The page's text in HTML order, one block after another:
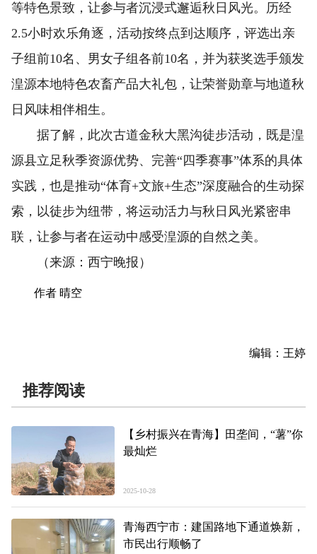
等特色景致，让参与者沉浸式邂逅秋日风光。历经
2.5小时欢乐角逐，活动按终点到达顺序，评选出亲
子组前10名、男女子组各前10名，并为获奖选手颁发
湟源本地特色农畜产品大礼包，让荣誉勋章与地道秋
日风味相伴相生。
据了解，此次古道金秋大黑沟徒步活动，既是湟
源县立足秋季资源优势、完善“四季赛事”体系的具体
实践，也是推动“体育+文旅+生态”深度融合的生动探
索，以徒步为纽带，将运动活力与秋日风光紧密串
联，让参与者在运动中感受湟源的自然之美。
（来源：西宁晚报）
作者 晴空
编辑：王婷
推荐阅读
【乡村振兴在青海】田垄间，“薯”你
最灿烂
2025-10-28
青海西宁市：建国路地下通道焕新，
市民出行顺畅了